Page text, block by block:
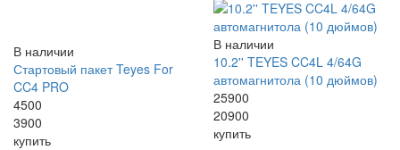
В наличии
Стартовый пакет Teyes For
CC4 PRO
4500
3900
купить
В наличии
10.2'' TEYES CC4L 4/64G
автомагнитола (10 дюймов)
25900
20900
купить